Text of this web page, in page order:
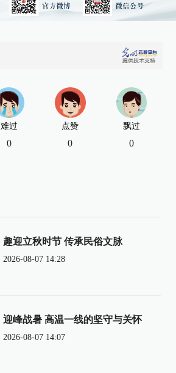
难过
0
点赞
0
飘过
0
趣迎立秋时节 传承民俗文脉
2026-08-07 14:28
迎峰战暑 高温一线的坚守与关怀
2026-08-07 14:07